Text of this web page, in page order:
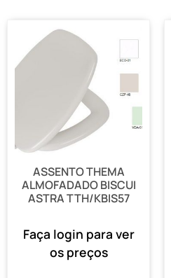
ASSENTO THEMA
ALMOFADADO BISCUI
ASTRA TTH/KBIS57
Faça login para ver
os preços